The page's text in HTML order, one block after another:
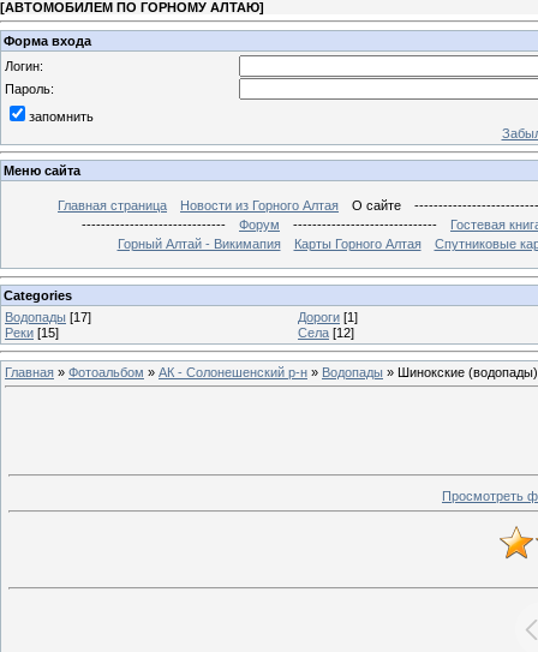
[АВТОМОБИЛЕМ ПО ГОРНОМУ АЛТАЮ]
Форма входа
Логин:
Пароль:
запомнить
Меню сайта
Главная страница Новости из Горного Алтая О сайте
------------------------------
Форум ------------------------------
Гостевая
Горный Алтай - Викимапия
Карты Горного Алтая Спутниковые
Categories
Водопады [17] Дороги [1]
Реки [15] Села [12]
Главная » Фотоальбом » АК - Солонешенский р-н » Водопады » Шинокские (водопады)
Просмотреть